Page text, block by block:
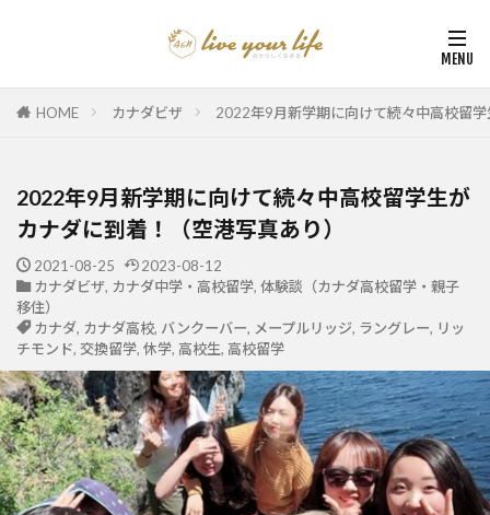
HOME カナダビザ 2022年9月新学期に向けて続々中高校留
2022年9月新学期に向けて続々中高校留学生が
カナダに到着！（空港写真あり）
2021-08-25
2023-08-12
カナダビザ, カナダ中学・高校留学, 体験談（カナダ高校留学・親子
移住）
カナダ, カナダ高校, バンクーバー, メープルリッジ, ラングレー, リッ
チモンド, 交換留学, 休学, 高校生, 高校留学